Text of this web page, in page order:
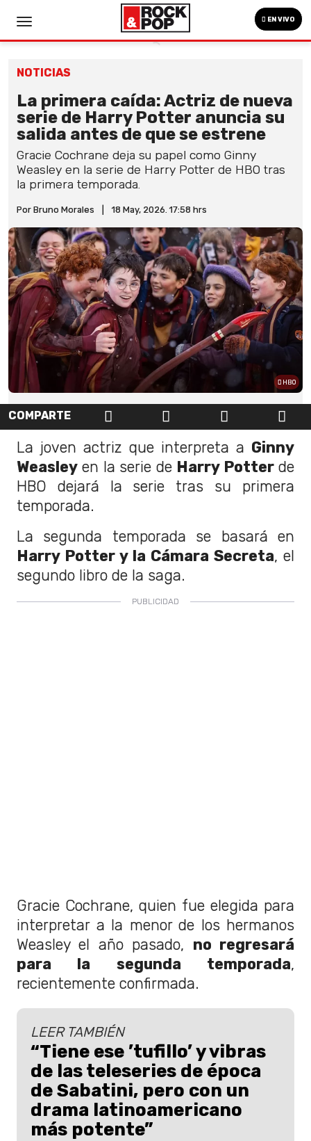
EN VIVO
NOTICIAS
La primera caída: Actriz de nueva
serie de Harry Potter anuncia su
salida antes de que se estrene
Gracie Cochrane deja su papel como Ginny
Weasley en la serie de Harry Potter de HBO tras
la primera temporada.
Por Bruno Morales 18 May, 2026. 17:58 hrs
HBO
COMPARTE
La joven actriz que interpreta a Ginny
Weasley en la serie de Harry Potterde
HBO dejará la serie tras su primera
temporada.
La segunda temporada se basará en
Harry Potter y la Cámara Secreta, el
segundo libro de la saga.
Gracie Cochrane, quien fue elegida para
interpretar a la menor de los hermanos
Weasley el año pasado, no regresará
para la segunda temporada,
recientemente confirmada.
LEER TAMBIÉN
“Tiene ese ’tufillo’ y vibras
de las teleseries de época
de Sabatini, pero con un
drama latinoamericano
más potente”